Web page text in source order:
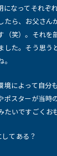
になってそれぞ
たら、お父さん
（笑）。それを
した。そう思う
境によって自分
ポスターが当時
たいですごくお
てある？